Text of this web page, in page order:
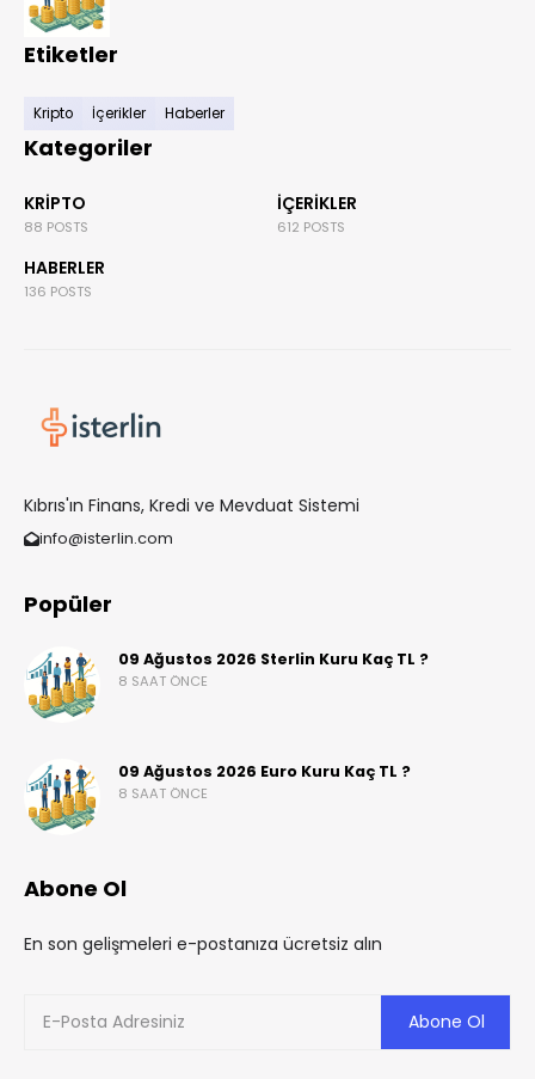
Etiketler
Kripto İçerikler Haberler
Kategoriler
KRIPTO
88 POSTS
İÇERIKLER
612 POSTS
HABERLER
136 POSTS
Kıbrıs'ın Finans, Kredi ve Mevduat Sistemi
info@isterlin.com
Popüler
09 Ağustos 2026 Sterlin Kuru Kaç TL ?
8 SAAT ÖNCE
09 Ağustos 2026 Euro Kuru Kaç TL ?
8 SAAT ÖNCE
Abone Ol
En son gelişmeleri e-postanıza ücretsiz alın